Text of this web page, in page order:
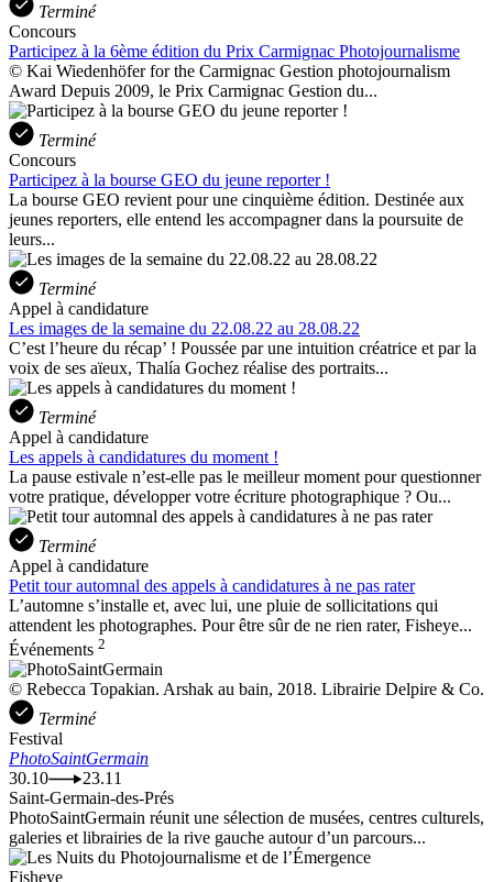
Terminé
Concours
Participez à la 6ème édition du Prix Carmignac Photojournalisme
© Kai Wiedenhöfer for the Carmignac Gestion photojournalism
Award Depuis 2009, le Prix Carmignac Gestion du...
Terminé
Concours
Participez à la bourse GEO du jeune reporter !
La bourse GEO revient pour une cinquième édition. Destinée aux
jeunes reporters, elle entend les accompagner dans la poursuite de
leurs...
Terminé
Appel à candidature
Les images de la semaine du 22.08.22 au 28.08.22
C’est l’heure du récap’ ! Poussée par une intuition créatrice et par la
voix de ses aïeux, Thalía Gochez réalise des portraits...
Terminé
Appel à candidature
Les appels à candidatures du moment !
La pause estivale n’est-elle pas le meilleur moment pour questionner
votre pratique, développer votre écriture photographique ? Ou...
Terminé
Appel à candidature
Petit tour automnal des appels à candidatures à ne pas rater
L’automne s’installe et, avec lui, une pluie de sollicitations qui
attendent les photographes. Pour être sûr de ne rien rater, Fisheye...
Événements 2
© Rebecca Topakian. Arshak au bain, 2018. Librairie Delpire & Co.
Terminé
Festival
PhotoSaintGermain
30.10
23.11
Saint-Germain-des-Prés
PhotoSaintGermain réunit une sélection de musées, centres culturels,
galeries et librairies de la rive gauche autour d’un parcours...
Fisheye